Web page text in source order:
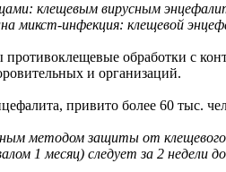
клещевым вирусным
микст-инфекция: клещевой
обработки с
и организаций.
привито более 60 тыс.
методом защиты от
1 месяц) следует за 2 недели